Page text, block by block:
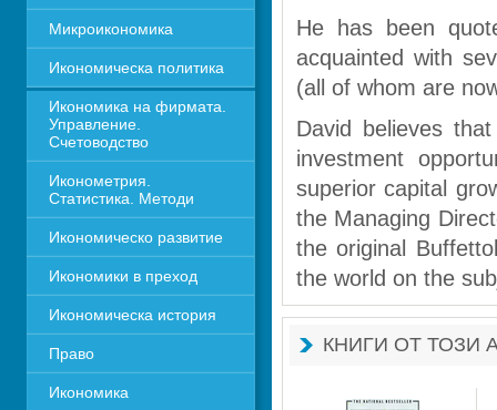
Микроикономика
Икономическа политика
Икономика на фирмата.
Управление.
Счетоводство
Иконометрия.
Статистика. Методи
Икономическо развитие
Икономики в преход
Икономическа история
Право
Икономика
He has been
acquainted with
(all of whom are
David believes
investment
superior capital
the Managing
the original
the world on the
КНИГИ ОТ ТОЗИ